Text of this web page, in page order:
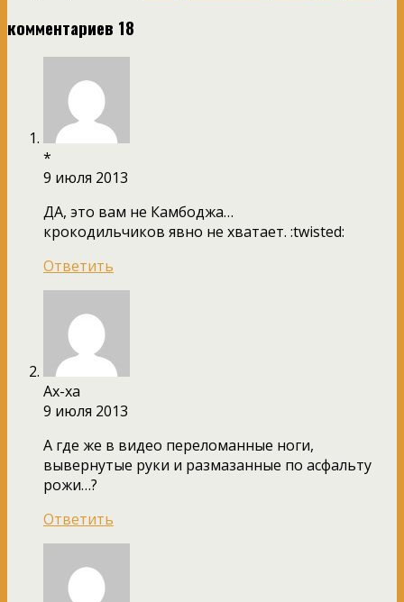
комментариев 18
*
9 июля 2013
ДА, это вам не Камбоджа…
крокодильчиков явно не хватает. :twisted:
Ответить
Ах-ха
9 июля 2013
А где же в видео переломанные ноги,
вывернутые руки и размазанные по асфальту
рожи…?
Ответить